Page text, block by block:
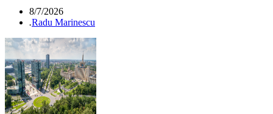
8/7/2026
.Radu Marinescu